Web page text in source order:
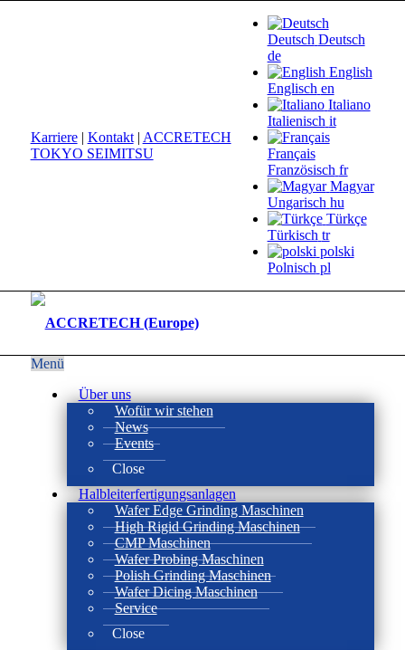
Deutsch Deutsch
de
English
Englisch en
Italiano
Italienisch it
Français
Französisch fr
Magyar
Ungarisch hu
Türkçe
Türkisch tr
polski
Polnisch pl
Karriere| Kontakt| ACCRETECH
TOKYO SEIMITSU
Menü
Über uns
Wofür wir stehen
News
Events
Close
Halbleiterfertigungsanlagen
Wafer Edge Grinding Maschinen
High Rigid Grinding Maschinen
CMP Maschinen
Wafer Probing Maschinen
Polish Grinding Maschinen
Wafer Dicing Maschinen
Service
Close